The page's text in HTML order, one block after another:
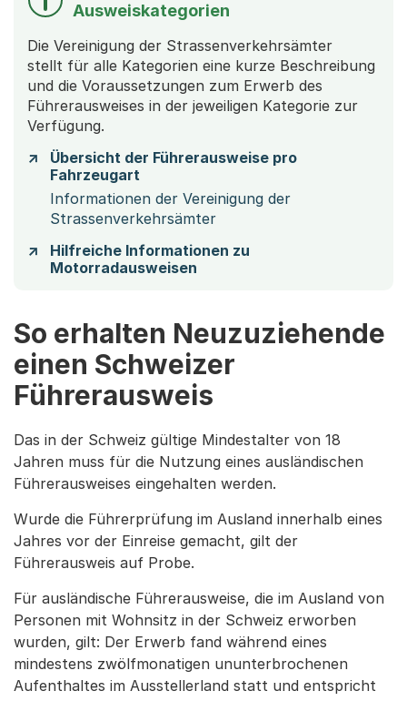
Ausweiskategorien
Die Vereinigung der Strassenverkehrsämter
stellt für alle Kategorien eine kurze Beschreibung
und die Voraussetzungen zum Erwerb des
Führerausweises in der jeweiligen Kategorie zur
Verfügung.
Übersicht der Führerausweise pro
Fahrzeugart
Informationen der Vereinigung der
Strassenverkehrsämter
Hilfreiche Informationen zu
Motorradausweisen
So erhalten Neuzuziehende
einen Schweizer
Führerausweis
Das in der Schweiz gültige Mindestalter von 18
Jahren muss für die Nutzung eines ausländischen
Führerausweises eingehalten werden.
Wurde die Führerprüfung im Ausland innerhalb eines
Jahres vor der Einreise gemacht, gilt der
Führerausweis auf Probe.
Für ausländische Führerausweise, die im Ausland von
Personen mit Wohnsitz in der Schweiz erworben
wurden, gilt: Der Erwerb fand während eines
mindestens zwölfmonatigen ununterbrochenen
Aufenthaltes im Ausstellerland statt und entspricht